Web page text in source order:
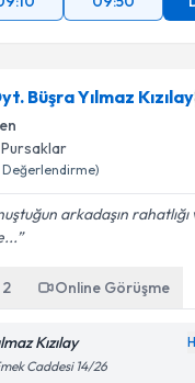
Büşra Yılmaz Kızılay
Pursaklar
Değerlendirme)
arkadaşın rahatlığı
2 Online Görüşme
Kızılay
Caddesi 14/26